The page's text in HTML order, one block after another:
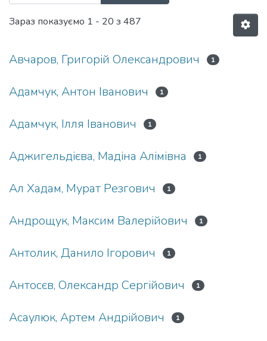
Зараз показуємо 1 - 20 з 487
Авчаров, Григорій Олександрович 1
Адамчук, Антон Іванович 1
Адамчук, Ілля Іванович 1
Аджигельдієва, Мадіна Алімівна 1
Ал Хадам, Мурат Резгович 1
Андрощук, Максим Валерійович 1
Антолик, Данило Ігорович 1
Антосєв, Олександр Сергійович 1
Асаулюк, Артем Андрійович 1